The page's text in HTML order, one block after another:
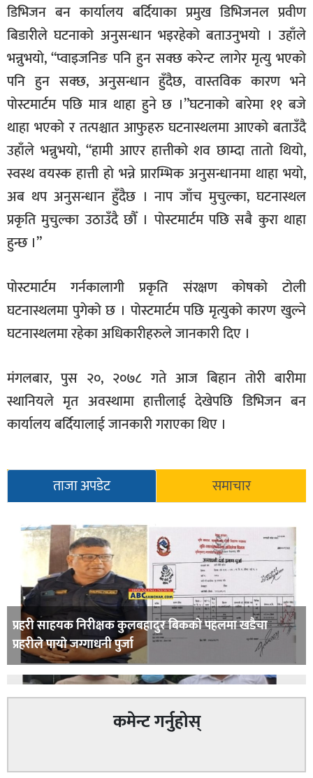
डिभिजन बन कार्यालय बर्दियाका प्रमुख डिभिजनल प्रवीण
बिडारीले घटनाको अनुसन्धान भइरहेको बताउनुभयो । उहाँले
भन्नुभयो, “प्वाइजनिङ पनि हुन सक्छ करेन्ट लागेर मृत्यु भएको
पनि हुन सक्छ, अनुसन्धान हुँदैछ, वास्तविक कारण भने
पोस्टमार्टम पछि मात्र थाहा हुने छ ।”घटनाको बारेमा ११ बजे
थाहा भएको र तत्पश्चात आफुहरु घटनास्थलमा आएको बताउँदै
उहाँले भन्नुभयो, “हामी आएर हात्तीको शव छाम्दा तातो थियो,
स्वस्थ वयस्क हात्ती हो भन्ने प्रारम्भिक अनुसन्धानमा थाहा भयो,
अब थप अनुसन्धान हुँदैछ । नाप जाँच मुचुल्का, घटनास्थल
प्रकृति मुचुल्का उठाउँदै छौँ । पोस्टमार्टम पछि सबै कुरा थाहा
हुन्छ ।”
पोस्टमार्टम गर्नकालागी प्रकृति संरक्षण कोषको टोली
घटनास्थलमा पुगेको छ । पोस्टमार्टम पछि मृत्युको कारण खुल्ने
घटनास्थलमा रहेका अधिकारीहरुले जानकारी दिए ।
मंगलबार, पुस २०, २०७८ गते आज बिहान तोरी बारीमा
स्थानियले मृत अवस्थामा हात्तीलाई देखेपछि डिभिजन बन
कार्यालय बर्दियालाई जानकारी गराएका थिए ।
ताजा अपडेट समाचार
प्रहरी साहयक निरीक्षक कुलबहादुर बिककाे पहलमा खडैचा
प्रहरीले पायाे जग्गाधनी पुर्जा
कमेन्ट गर्नुहोस्